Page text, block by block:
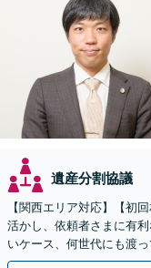
遺産分割協議
【関西エリア対応】【初
活かし、依頼者さまに有
いケース、何世代にも渡
案でも対応！協議、調停